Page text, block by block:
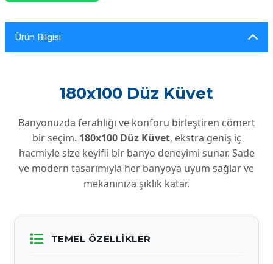
Ürün Bilgisi
180x100 Düz Küvet
Banyonuzda ferahlığı ve konforu birleştiren cömert
bir seçim. 180x100 Düz Küvet, ekstra geniş iç
hacmiyle size keyifli bir banyo deneyimi sunar. Sade
ve modern tasarımıyla her banyoya uyum sağlar ve
mekanınıza şıklık katar.
TEMEL ÖZELLIKLER